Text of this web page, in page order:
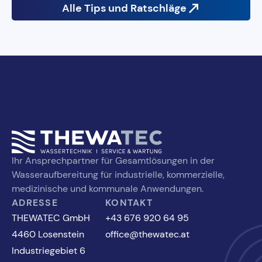
Verhältnisses überprüft und bei Bedarf werden
Maßnahmen zur Verbesserung eingeleitet.
handelt, sollte es dennoch hygienischen
Medium, das in industriellen Anwendungen zur
Herstellung von Produkten verwendet wird.
Anforderungen an die Wasserqualität, da einige
Alle Tips und Ratschläge
Ihr Ansprechpartner für Gesamtlösungen in der
Wasseraufbereitung für industrielle, kommerzielle,
medizinische und kommunale Anwendungen.
ADRESSE
THEWATEC GmbH
4460 Losenstein
Industriegebiet 6
KONTAKT
+43 676 920 64 95
office@thewatec.at